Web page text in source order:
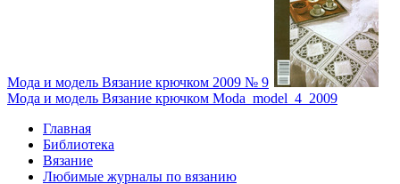
Мода и модель Вязание крючком 2009 № 9
Мода и модель Вязание крючком Moda_model_4_2009
Главная
Библиотека
Вязание
Любимые журналы по вязанию